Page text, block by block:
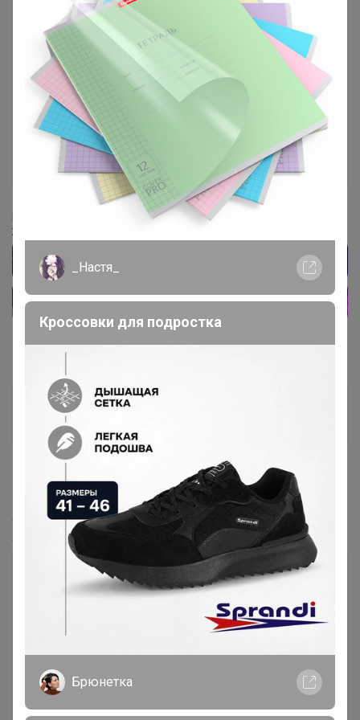
3
1 386р
ткани с длинным рукавом
Стоп 14 августа
UNIQLO всегда есть РАСПРОДАЖА
‌Подписывайтесь на наш чат в Телеграм
‌Живые обзоры, акции, спецпредложения
СЛАДКАЯ
5 июня, 2026 12:35
S_lena,
24-ok.ru/lot/1587847583
Женская рубашка в полоску «Оксфорд» / с
_Настя_
Кроссовки для подростка
Брюнетка